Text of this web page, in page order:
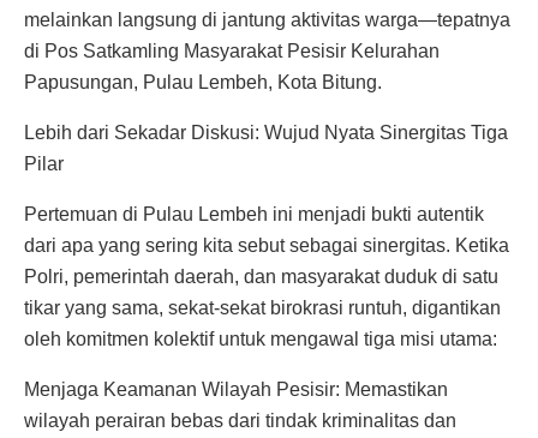
melainkan langsung di jantung aktivitas warga—tepatnya
di Pos Satkamling Masyarakat Pesisir Kelurahan
Papusungan, Pulau Lembeh, Kota Bitung.
Lebih dari Sekadar Diskusi: Wujud Nyata Sinergitas Tiga
Pilar
Pertemuan di Pulau Lembeh ini menjadi bukti autentik
dari apa yang sering kita sebut sebagai sinergitas. Ketika
Polri, pemerintah daerah, dan masyarakat duduk di satu
tikar yang sama, sekat-sekat birokrasi runtuh, digantikan
oleh komitmen kolektif untuk mengawal tiga misi utama:
Menjaga Keamanan Wilayah Pesisir: Memastikan
wilayah perairan bebas dari tindak kriminalitas dan